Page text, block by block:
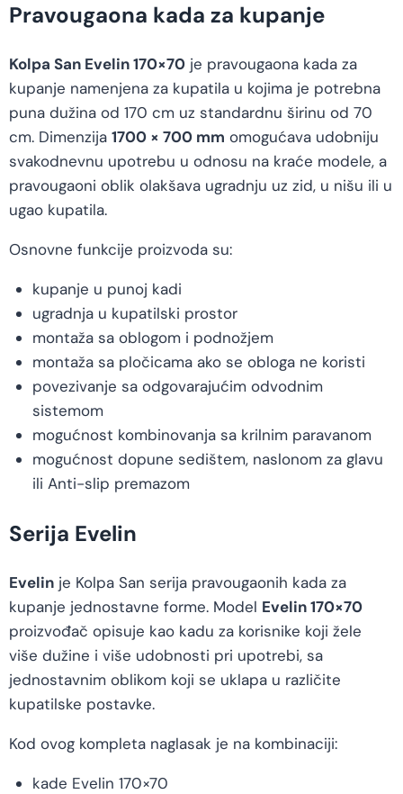
Pravougaona kada za kupanje
Kolpa San Evelin 170×70 je pravougaona kada za
kupanje namenjena za kupatila u kojima je potrebna
puna dužina od 170 cm uz standardnu širinu od 70
cm. Dimenzija 1700 × 700 mm omogućava udobniju
svakodnevnu upotrebu u odnosu na kraće modele, a
pravougaoni oblik olakšava ugradnju uz zid, u nišu ili u
ugao kupatila.
Osnovne funkcije proizvoda su:
kupanje u punoj kadi
ugradnja u kupatilski prostor
montaža sa oblogom i podnožjem
montaža sa pločicama ako se obloga ne koristi
povezivanje sa odgovarajućim odvodnim
sistemom
mogućnost kombinovanja sa krilnim paravanom
mogućnost dopune sedištem, naslonom za glavu
ili Anti-slip premazom
Serija Evelin
Evelin je Kolpa San serija pravougaonih kada za
kupanje jednostavne forme. Model Evelin 170×70
proizvođač opisuje kao kadu za korisnike koji žele
više dužine i više udobnosti pri upotrebi, sa
jednostavnim oblikom koji se uklapa u različite
kupatilske postavke.
Kod ovog kompleta naglasak je na kombinaciji:
kade Evelin 170×70